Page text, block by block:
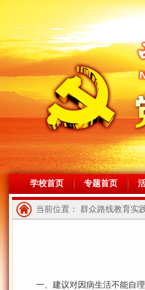
学校首页 专题首页
当前位置： 群众路线教育实
一、建议对因病生活不能自理